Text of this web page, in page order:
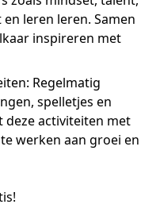
leren leren. Samen
inspireren met
Regelmatig
spelletjes en
deze activiteiten met
werken aan groei en